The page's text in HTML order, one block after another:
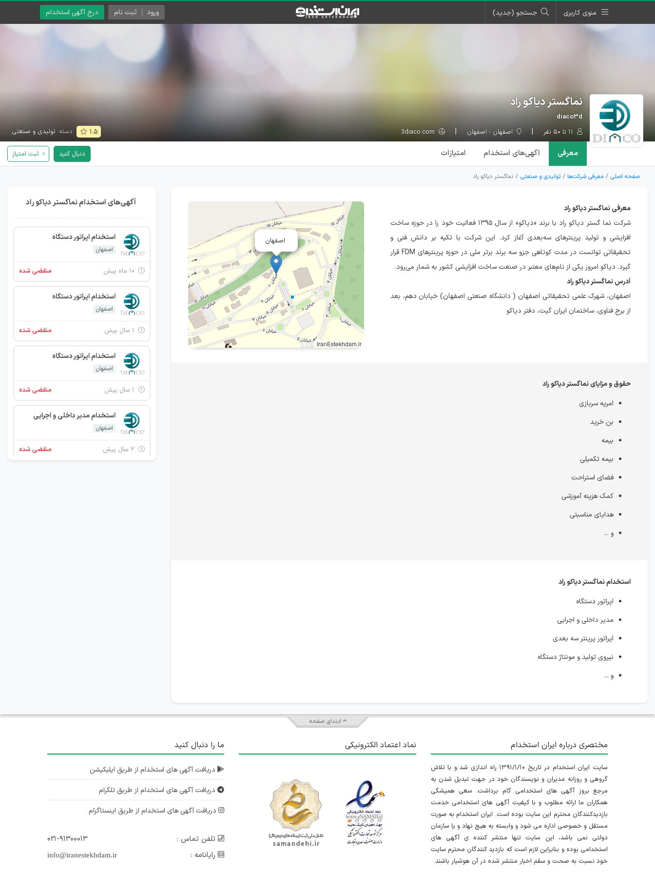
منوی کاربری جستجو (جدید) درج آگهی استخدام ورود ثبت نام
نماگستر دیاکو راد
diaco۳d
اصفهان - اصفهان ۱.۵ دسته: تولیدی و صنعتی
معرفی آگهی‌های استخدام امتیازات دنبال کنید ثبت امتیاز
صفحه اصلی معرفی شرکت‌ها تولیدی و صنعتی نماگستر دیاکو راد
معرفی نماگستر دیاکو راد
شرکت نما گستر دیاکو راد با برند «دیاکو» از سال ۱۳۹۵ فعالیت خود را در حوزه ساخت
افزایشی و تولید پرینترهای سه‌بعدی آغاز کرد. این شرکت با تکیه بر دانش فنی و
تحقیقاتی توانست در مدت کوتاهی جزو سه برند برتر ملی در حوزه پرینترهای FDM قرار
گیرد. دیاکو امروز یکی از نام‌های معتبر در صنعت ساخت افزایشی کشور به شمار می‌رود.
آدرس نماگستر دیاکو راد
اصفهان، شهرک علمی تحقیقاتی اصفهان ( دانشگاه صنعتی اصفهان) خیابان دهم، بعد
از برج فناوی، ساختمان ایران گیت، دفتر دیاکو
اصفهان
IranEstekhdam.ir
حقوق و مزایای نماگستر دیاکو راد
امریه سربازی
بن خرید
بیمه
بیمه تکمیلی
فضای استراحت
کمک هزینه آموزشی
هدایای مناسبتی
و ...
استخدام نماگستر دیاکو راد
اپراتور دستگاه
مدیر داخلی و اجرایی
اپراتور پرینتر سه بعدی
نیروی تولید و مونتاژ دستگاه
و ...
آگهی‌های استخدام نماگستر دیاکو راد
استخدام اپراتور دستگاه
اصفهان
منقضی شده
استخدام اپراتور دستگاه
اصفهان
منقضی شده
استخدام اپراتور دستگاه
اصفهان
منقضی شده
استخدام مدیر داخلی و اجرایی
اصفهان
منقضی شده
استخدام نیروی تولید و مونتاژ دستگاه و نیروی دیجیتال مارکتینگ در اصفهان
ابتدای صفحه
مختصری درباره ایران استخدام
سایت ایران استخدام در تاریخ ۱۳۹۱/۱/۱۰ راه اندازی شد و با تلاش
گروهی و روزانه مدیران و نویسندگان خود در جهت تبدیل شدن به
مرجع بروز آگهی های استخدامی گام برداشت. سعی همیشگی
همکاران ما ارائه مطلوب و با کیفیت آگهی های استخدامی خدمت
بازدیدکنندگان محترم این سایت بوده است. ایران استخدام به صورت
مستقل و خصوصی اداره می شود و وابسته به هیچ نهاد و یا سازمان
دولتی نمی باشد، این سایت تنها منتشر کننده ی آگهی های
استخدامی بوده و بنابراین لازم است که بازدید کنندگان محترم سایت
خود نسبت به صحت و سقم اخبار منتشر شده در آن هوشیار باشند.
نماد اعتماد الکترونیکی ما را دنبال کنید
دریافت آگهی های استخدام از طریق اپلیکیشن
دریافت آگهی های استخدام از طریق تلگرام
دریافت آگهی های استخدام از طریق اینستاگرام
تلفن تماس :
۰۲۱-۹۱۳۰۰۰۱۳
رایانامه :
info@iranestekhdam.ir